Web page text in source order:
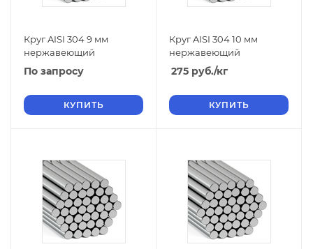
Круг AISI 304 9 мм
нержавеющий
По запросу
КУПИТЬ
Круг AISI 304 10 мм
нержавеющий
275 руб./кг
КУПИТЬ